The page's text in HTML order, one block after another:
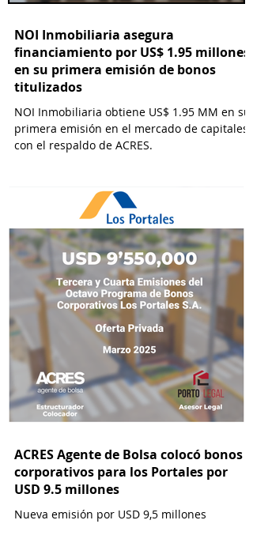
NOI Inmobiliaria asegura
financiamiento por US$ 1.95 millones
en su primera emisión de bonos
titulizados
NOI Inmobiliaria obtiene US$ 1.95 MM en su
primera emisión en el mercado de capitales
con el respaldo de ACRES.
ACRES Agente de Bolsa colocó bonos
corporativos para los Portales por
USD 9.5 millones
Nueva emisión por USD 9,5 millones